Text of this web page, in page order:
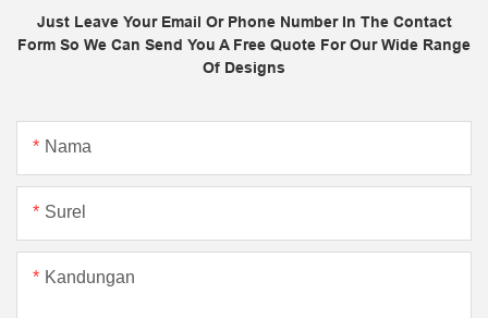
Just Leave Your Email Or Phone Number In The Contact
Form So We Can Send You A Free Quote For Our Wide Range
Of Designs
Nama
Surel
Kandungan